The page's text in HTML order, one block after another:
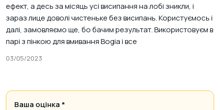
ефект, а десь за місяць усі висипання на лобі зникли, і
зараз лице доволі чистеньке без висипань. Користуємось і
далі, замовляємо ще, бо бачим результат. Використовуєм в
парі з пінкою для вмивання Bogia і все
03/05/2023
Ваша оцінка *